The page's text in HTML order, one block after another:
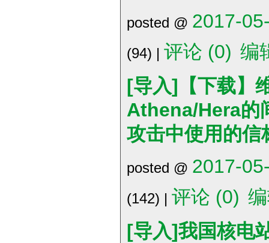
posted @ 2017-
(94) | 评论 (0) 编
[导入]【下载】
Athena/Hera的
攻击中使用的
posted @ 2017-
(142) | 评论 (0)
[导入]我国核电